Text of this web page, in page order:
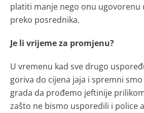
platiti manje nego onu ugovorenu
preko posrednika.
Je li vrijeme za promjenu?
U vremenu kad sve drugo
goriva do cijena jaja i spremni
grada da prođemo jeftinije
zašto ne bismo usporedili i police